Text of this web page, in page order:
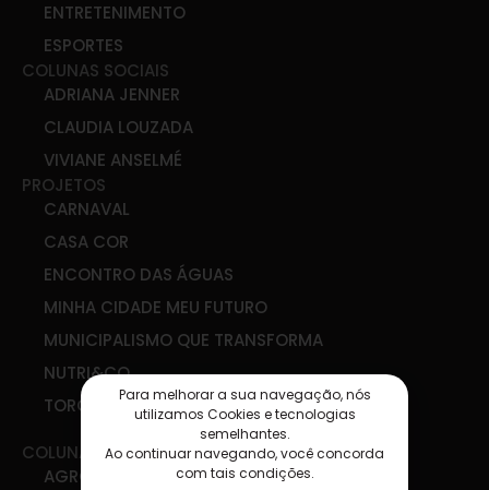
ENTRETENIMENTO
ESPORTES
COLUNAS SOCIAIS
ADRIANA JENNER
CLAUDIA LOUZADA
VIVIANE ANSELMÉ
PROJETOS
CARNAVAL
CASA COR
ENCONTRO DAS ÁGUAS
MINHA CIDADE MEU FUTURO
MUNICIPALISMO QUE TRANSFORMA
NUTRI&CO
TORCIDA SIM
COLUNAS
AGRO & COOP
Para melhorar a sua navegação, nós
utilizamos Cookies e tecnologias
semelhantes.
Ao continuar navegando, você concorda
com tais condições.